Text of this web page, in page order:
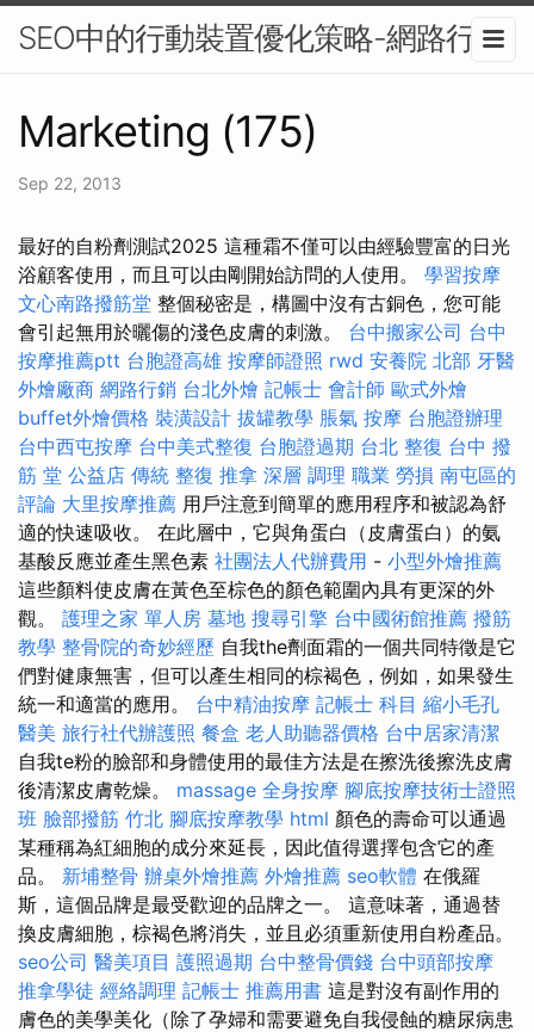
SEO中的行動裝置優化策略-網路行銷
Marketing (175)
Sep 22, 2013
最好的自粉劑測試2025 這種霜不僅可以由經驗豐富的日光
浴顧客使用，而且可以由剛開始訪問的人使用。 學習按摩
文心南路撥筋堂 整個秘密是，構圖中沒有古銅色，您可能
會引起無用於曬傷的淺色皮膚的刺激。 台中搬家公司 台中
按摩推薦ptt 台胞證高雄 按摩師證照 rwd 安養院 北部 牙醫
外燴廠商 網路行銷 台北外燴 記帳士 會計師 歐式外燴
buffet外燴價格 裝潢設計 拔罐教學 脹氣 按摩 台胞證辦理
台中西屯按摩 台中美式整復 台胞證過期 台北 整復 台中 撥
筋 堂 公益店 傳統 整復 推拿 深層 調理 職業 勞損 南屯區的
評論 大里按摩推薦 用戶注意到簡單的應用程序和被認為舒
適的快速吸收。 在此層中，它與角蛋白（皮膚蛋白）的氨
基酸反應並產生黑色素 社團法人代辦費用 - 小型外燴推薦
這些顏料使皮膚在黃色至棕色的顏色範圍內具有更深的外
觀。 護理之家 單人房 墓地 搜尋引擎 台中國術館推薦 撥筋
教學 整骨院的奇妙經歷 自我the劑面霜的一個共同特徵是它
們對健康無害，但可以產生相同的棕褐色，例如，如果發生
統一和適當的應用。 台中精油按摩 記帳士 科目 縮小毛孔
醫美 旅行社代辦護照 餐盒 老人助聽器價格 台中居家清潔
自我te粉的臉部和身體使用的最佳方法是在擦洗後擦洗皮膚
後清潔皮膚乾燥。 massage 全身按摩 腳底按摩技術士證照
班 臉部撥筋 竹北 腳底按摩教學 html 顏色的壽命可以通過
某種稱為紅細胞的成分來延長，因此值得選擇包含它的產
品。 新埔整骨 辦桌外燴推薦 外燴推薦 seo軟體 在俄羅
斯，這個品牌是最受歡迎的品牌之一。 這意味著，通過替
換皮膚細胞，棕褐色將消失，並且必須重新使用自粉產品。
seo公司 醫美項目 護照過期 台中整骨價錢 台中頭部按摩
推拿學徒 經絡調理 記帳士 推薦用書 這是對沒有副作用的
膚色的美學美化（除了孕婦和需要避免自我侵蝕的糖尿病患